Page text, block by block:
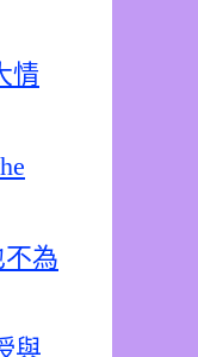
情
不為
與